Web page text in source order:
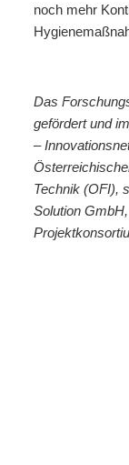
noch mehr
Das
gefördert und
–
Technik (OFI),
Solution